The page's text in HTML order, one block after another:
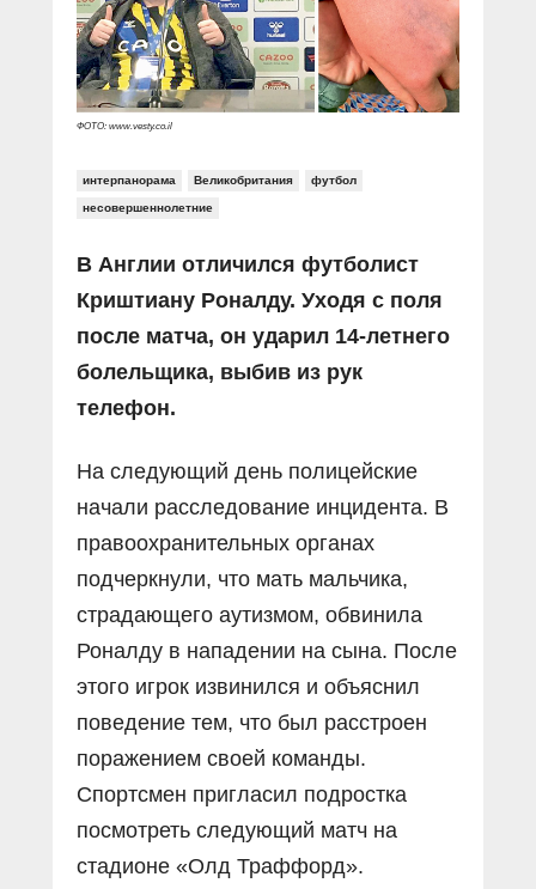
Социальные ролики
Документальные фильмы
Прямой разговор
В знании сила
Специальный репортаж
КиберПОСТОВОЙ
Газета «Щит и меч»
Журнал «Полиция России»
О ПОРТАЛЕ
Контакты
ФОТО: www.vesty.co.il
интерпанорама Великобритания футбол
несовершеннолетние
В Англии отличился футболист
Криштиану Роналду. Уходя с поля
после матча, он ударил 14-летнего
болельщика, выбив из рук
телефон.
На следующий день полицейские
начали расследование инцидента. В
правоохранительных органах
подчеркнули, что мать мальчика,
страдающего аутизмом, обвинила
Роналду в нападении на сына. После
этого игрок извинился и объяснил
поведение тем, что был расстроен
поражением своей команды.
Спортсмен пригласил подростка
посмотреть следующий матч на
стадионе «Олд Траффорд».